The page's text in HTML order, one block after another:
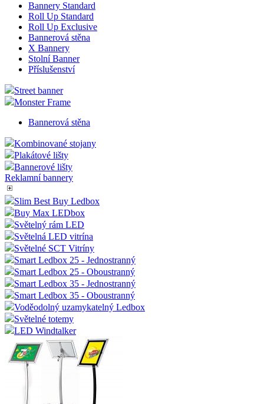
Bannery Standard
Roll Up Standard
Roll Up Exclusive
Bannerová stěna
X Bannery
Stolní Banner
Příslušenství
Street banner
Monster Frame
Bannerová stěna
Kombinované stojany
Plakátové lišty
Bannerové lišty
Reklamní bannery
Slim Best Buy Ledbox
Buy Max LEDbox
Světelný rám LED
Světelná LED vitrína
Světelné SCT Vitríny
Smart Ledbox 25 - Jednostranný
Smart Ledbox 25 - Oboustranný
Smart Ledbox 35 - Jednostranný
Smart Ledbox 35 - Oboustranný
Voděodolný uzamykatelný Ledbox
Světelné totemy
LED Windtalker